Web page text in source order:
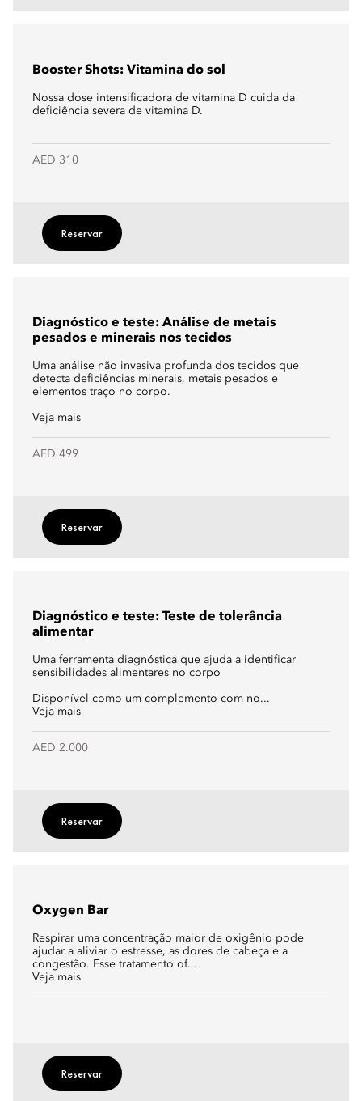
Booster Shots: Vitamina do sol
Nossa dose intensificadora de vitamina D cuida da
deficiência severa de vitamina D.
AED 310
Reservar
Diagnóstico e teste: Análise de metais
pesados e minerais nos tecidos
Uma análise não invasiva profunda dos tecidos que
detecta deficiências minerais, metais pesados e
elementos traço no corpo.
Veja mais
AED 499
Reservar
Diagnóstico e teste: Teste de tolerância
alimentar
Uma ferramenta diagnóstica que ajuda a identificar
sensibilidades alimentares no corpo
Disponível como um complemento com no...
Veja mais
AED 2.000
Reservar
Oxygen Bar
Respirar uma concentração maior de oxigênio pode
ajudar a aliviar o estresse, as dores de cabeça e a
congestão. Esse tratamento of...
Veja mais
Reservar